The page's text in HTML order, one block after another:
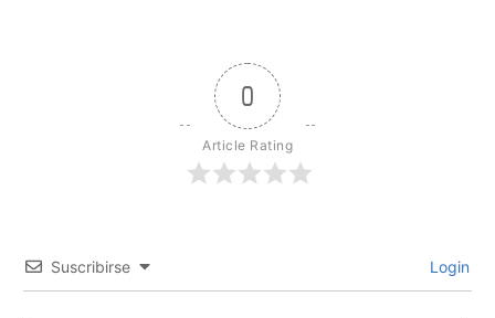
0
Article Rating
Suscribirse Login